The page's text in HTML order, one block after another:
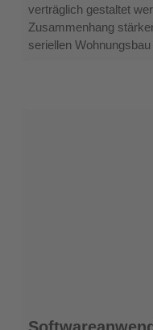
verträglich gestaltet
Zusammenhang
seriellen
Softwareanwendung: